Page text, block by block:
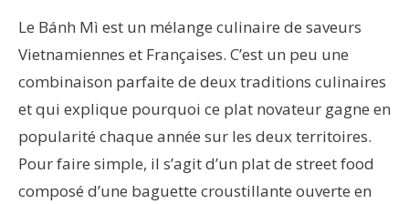
Le Bánh Mì est un mélange culinaire de saveurs
Vietnamiennes et Françaises. C’est un peu une
combinaison parfaite de deux traditions culinaires
et qui explique pourquoi ce plat novateur gagne en
popularité chaque année sur les deux territoires.
Pour faire simple, il s’agit d’un plat de street food
composé d’une baguette croustillante ouverte en